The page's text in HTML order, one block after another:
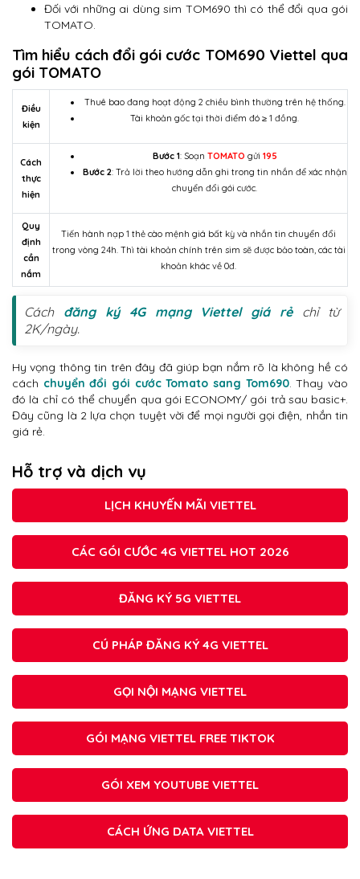
Đối với những ai dùng sim TOM690 thì có thể đổi qua gói
TOMATO.
Tìm hiểu cách đổi gói cước TOM690 Viettel qua
gói TOMATO
Điều
kiện
Thuê bao đang hoạt động 2 chiều bình thường trên hệ thống.
Tài khoản gốc tại thời điểm đó ≥ 1 đồng.
Cách
thực
hiện
Bước 1: Soạn TOMATO gửi 195
Bước 2: Trả lời theo hướng dẫn ghi trong tin nhắn để xác nhận
chuyển đổi gói cước.
Quy
định
cần
nắm
Tiến hành nạp 1 thẻ cào mệnh giá bất kỳ và nhắn tin chuyển đổi
trong vòng 24h. Thì tài khoản chính trên sim sẽ được bảo toàn, các tài
khoản khác về 0đ.
Cách đăng ký 4G mạng Viettel giá rẻchỉ từ
2K/ngày.
Hy vọng thông tin trên đây đã giúp bạn nắm rõ là không hề có
cách chuyển đổi gói cước Tomato sang Tom690. Thay vào
đó là chỉ có thể chuyển qua gói ECONOMY/ gói trả sau basic+.
Đây cũng là 2 lựa chọn tuyệt vời để mọi người gọi điện, nhắn tin
giá rẻ.
Hỗ trợ và dịch vụ
LỊCH KHUYẾN MÃI VIETTEL
CÁC GÓI CƯỚC 4G VIETTEL HOT 2026
ĐĂNG KÝ 5G VIETTEL
CÚ PHÁP ĐĂNG KÝ 4G VIETTEL
GỌI NỘI MẠNG VIETTEL
GÓI MẠNG VIETTEL FREE TIKTOK
GÓI XEM YOUTUBE VIETTEL
CÁCH ỨNG DATA VIETTEL